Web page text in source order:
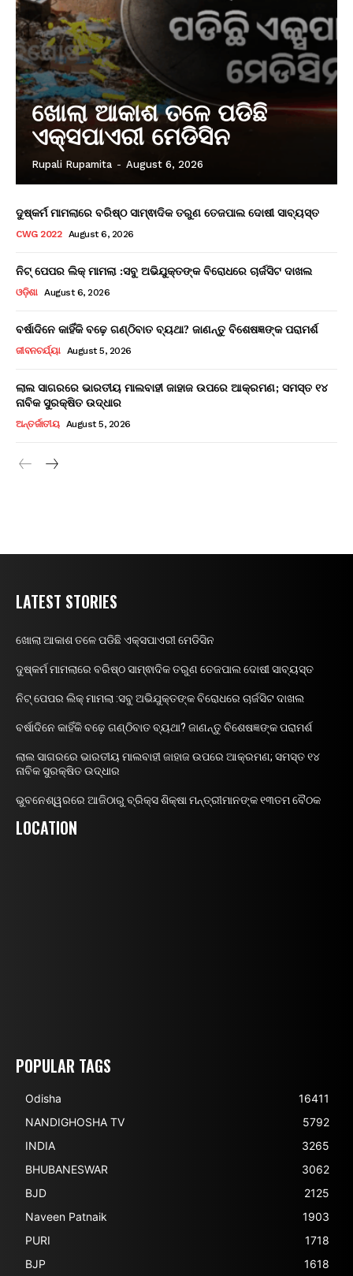
ଖୋଲା ଆକାଶ ତଳେ ପଡିଛି
ଏକ୍ସପାଏରୀ ମେଡିସିନ
Rupali Rupamita - August 6, 2026
ଦୁଷ୍କର୍ମ ମାମଲାରେ ବରିଷ୍ଠ ସାମ୍ଵାଦିକ ତରୁଣ ତେଜପାଲ ଦୋଷୀ ସାବ୍ୟସ୍ତ
CWG 2022 August 6, 2026
ନିଟ୍ ପେପର ଲିକ୍ ମାମଲା :ସବୁ ଅଭିଯୁକ୍ତଙ୍କ ବିରୋଧରେ ଚାର୍ଜସିଟ ଦାଖଲ
ଓଡ଼ିଶା August 6, 2026
ବର୍ଷାଦିନେ କାହିଁକି ବଢ଼େ ଗଣ୍ଠିବାତ ବ୍ୟଥା? ଜାଣନ୍ତୁ ବିଶେଷଜ୍ଞଙ୍କ ପରାମର୍ଶ
ଜୀବନଚର୍ଯ୍ୟା August 5, 2026
ଲାଲ ସାଗରରେ ଭାରତୀୟ ମାଲବାହୀ ଜାହାଜ ଉପରେ ଆକ୍ରମଣ; ସମସ୍ତ ୧୪
ନାବିକ ସୁରକ୍ଷିତ ଉଦ୍ଧାର
ଅନ୍ତର୍ଜାତୀୟ August 5, 2026
LATEST STORIES
ଖୋଲା ଆକାଶ ତଳେ ପଡିଛି ଏକ୍ସପାଏରୀ ମେଡିସିନ
ଦୁଷ୍କର୍ମ ମାମଲାରେ ବରିଷ୍ଠ ସାମ୍ଵାଦିକ ତରୁଣ ତେଜପାଲ ଦୋଷୀ ସାବ୍ୟସ୍ତ
ନିଟ୍ ପେପର ଲିକ୍ ମାମଲା :ସବୁ ଅଭିଯୁକ୍ତଙ୍କ ବିରୋଧରେ ଚାର୍ଜସିଟ ଦାଖଲ
ବର୍ଷାଦିନେ କାହିଁକି ବଢ଼େ ଗଣ୍ଠିବାତ ବ୍ୟଥା? ଜାଣନ୍ତୁ ବିଶେଷଜ୍ଞଙ୍କ ପରାମର୍ଶ
ଲାଲ ସାଗରରେ ଭାରତୀୟ ମାଲବାହୀ ଜାହାଜ ଉପରେ ଆକ୍ରମଣ; ସମସ୍ତ ୧୪
ନାବିକ ସୁରକ୍ଷିତ ଉଦ୍ଧାର
ଭୁବନେଶ୍ୱରରେ ଆଜିଠାରୁ ବ୍ରିକ୍ସ ଶିକ୍ଷା ମନ୍ତ୍ରୀମାନଙ୍କ ୧୩ତମ ବୈଠକ
LOCATION
POPULAR TAGS
Odisha
16411
NANDIGHOSHA TV
5792
INDIA
3265
BHUBANESWAR
3062
BJD
2125
Naveen Patnaik
1903
PURI
1718
BJP
1618